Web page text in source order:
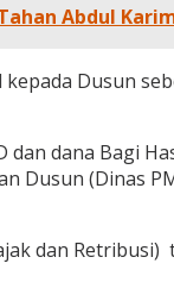
Abdul
Dusun
dana Bagi
Dusun (Dinas
dan Retribusi)